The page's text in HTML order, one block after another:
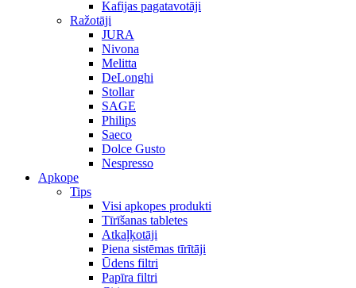
Kafijas pagatavotāji
Ražotāji
JURA
Nivona
Melitta
DeLonghi
Stollar
SAGE
Philips
Saeco
Dolce Gusto
Nespresso
Apkope
Tips
Visi apkopes produkti
Tīrīšanas tabletes
Atkaļķotāji
Piena sistēmas tīrītāji
Ūdens filtri
Papīra filtri